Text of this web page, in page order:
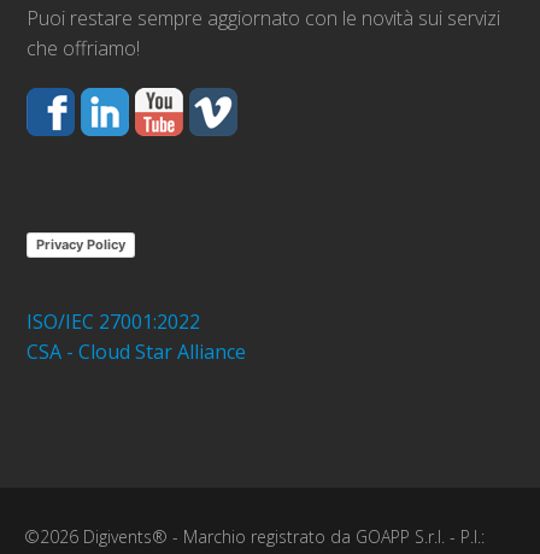
Puoi restare sempre aggiornato con le novità sui servizi
che offriamo!
Privacy Policy
ISO/IEC 27001:2022
CSA - Cloud Star Alliance
©2026 Digivents® - Marchio registrato da GOAPP S.r.l. - P.I.: